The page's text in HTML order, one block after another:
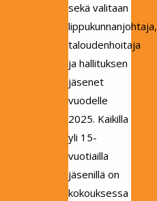
sekä valitaan
lippukunnanjohtaja,
taloudenhoitaja
ja hallituksen
jäsenet
vuodelle
2025. Kaikilla
yli 15-
vuotiailla
jäsenillä on
kokouksessa